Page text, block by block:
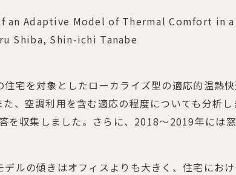
an Adaptive Model of Thermal Comfort in
Shiba, Shin-ichi Tanabe
住宅を対象としたローカライズ型の適応的温熱
た、空調利用を含む適応の程度についても分析
を収集しました。さらに、2018～2019年には
デルの傾きはオフィスよりも大きく、住宅にお